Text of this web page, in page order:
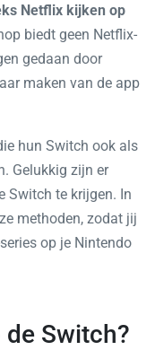
Netflix kijken op
biedt geen Netflix-
gedaan door
maken van de app
hun Switch ook als
Gelukkig zijn er
Switch te krijgen. In
methoden, zodat jij
op je Nintendo
Switch?